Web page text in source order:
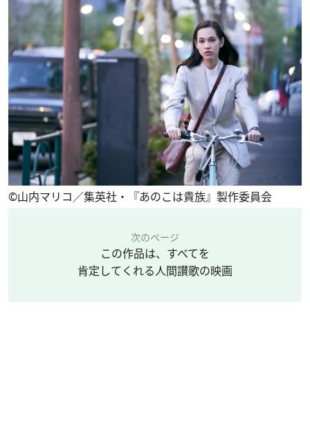
©山内マリコ／集英社・『あのこは貴族』製作委員会
次のページ
この作品は、すべてを
肯定してくれる人間讃歌の映画